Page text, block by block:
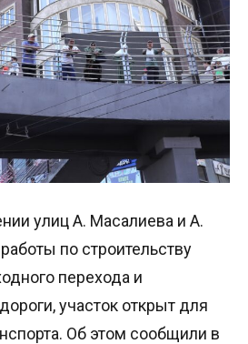
улиц А. Масалиева и А.
по строительству
перехода и
участок открыт для
Об этом сообщили в